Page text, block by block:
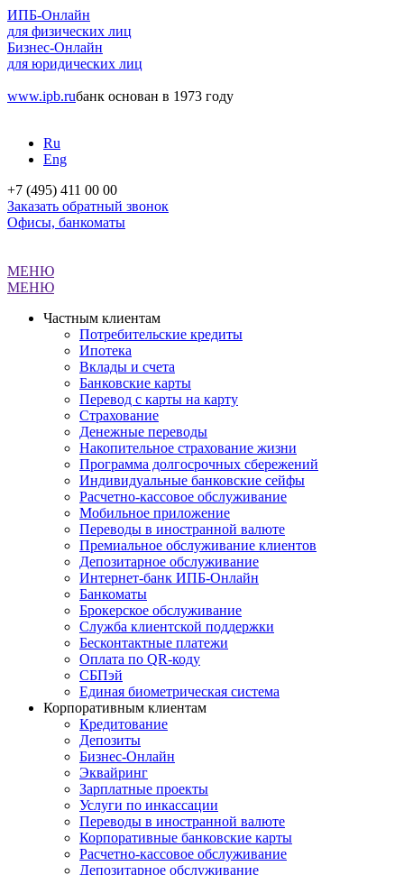
ИПБ-Онлайн
для физических лиц
Бизнес-Онлайн
для юридических лиц
www.ipb.ruбанк основан в 1973 году
Ru
Eng
+7 (495) 411 00 00
Заказать обратный звонок
Офисы, банкоматы
МЕНЮ
МЕНЮ
Частным клиентам
Потребительские кредиты
Ипотека
Вклады и счета
Банковские карты
Перевод с карты на карту
Страхование
Денежные переводы
Накопительное страхование жизни
Программа долгосрочных сбережений
Индивидуальные банковские сейфы
Расчетно-кассовое обслуживание
Мобильное приложение
Переводы в иностранной валюте
Премиальное обслуживание клиентов
Депозитарное обслуживание
Интернет-банк ИПБ-Онлайн
Банкоматы
Брокерское обслуживание
Служба клиентской поддержки
Бесконтактные платежи
Оплата по QR-коду
СБПэй
Единая биометрическая система
Корпоративным клиентам
Кредитование
Депозиты
Бизнес-Онлайн
Эквайринг
Зарплатные проекты
Услуги по инкассации
Переводы в иностранной валюте
Корпоративные банковские карты
Расчетно-кассовое обслуживание
Депозитарное обслуживание